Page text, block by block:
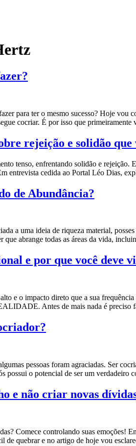
para ter o mesmo sucesso? Hoje
cocriar. É por isso que
rejeição e solidão
tenso, enfrentando solidão e
entrevista cedida ao Portal Léo Dias,
de Abundância?
a uma ideia de riqueza material,
que abrange todas as áreas da vida,
e por que você deve
e o impacto direto que a sua
Antes de mais nada é preciso
pessoas foram agraciadas. Ser
possui o potencial de ser um
e não criar novas
Comece controlando suas emoções!
de quebrar e no artigo de hoje vou